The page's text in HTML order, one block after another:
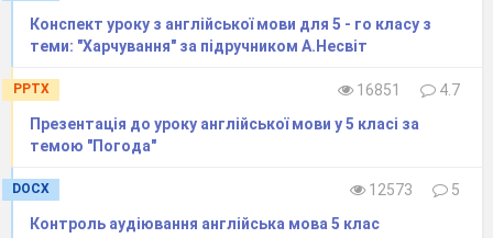
Конспект уроку з англійської мови для 5 - го класу з
теми: "Харчування" за підручником А.Несвіт
PPTX 16851
4.7
Презентація до уроку англійської мови у 5 класі за
темою "Погода"
DOCX 12573
5
Контроль аудіювання англійська мова 5 клас